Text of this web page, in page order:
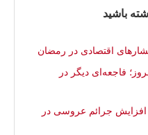
باشید
اقتصادی در رمضان
فاجعه‌ای دیگر در
جرائم عروسی در